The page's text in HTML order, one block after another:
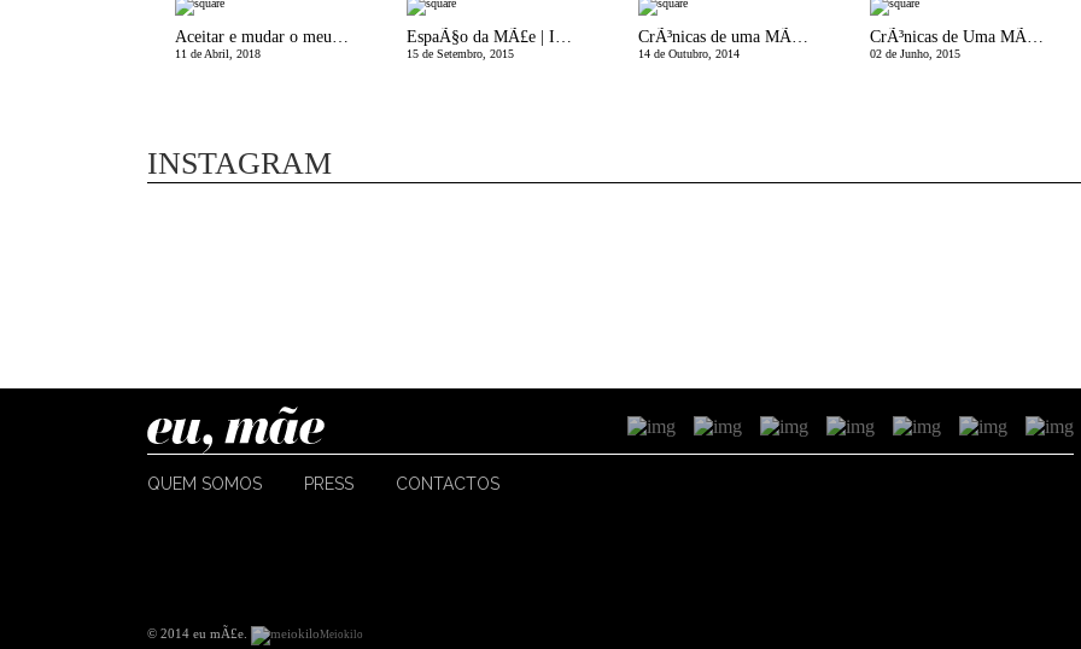
11 de Abril, 2018 15 de Setembro, 2015 14 de Outubro, 2014 02 de Junho, 2015
INSTAGRAM
QUEM SOMOS PRESS CONTACTOS
© 2014 eu mÃ£e Meiokilo